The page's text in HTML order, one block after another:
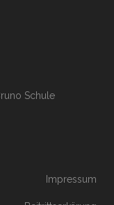
Schule
Impressum